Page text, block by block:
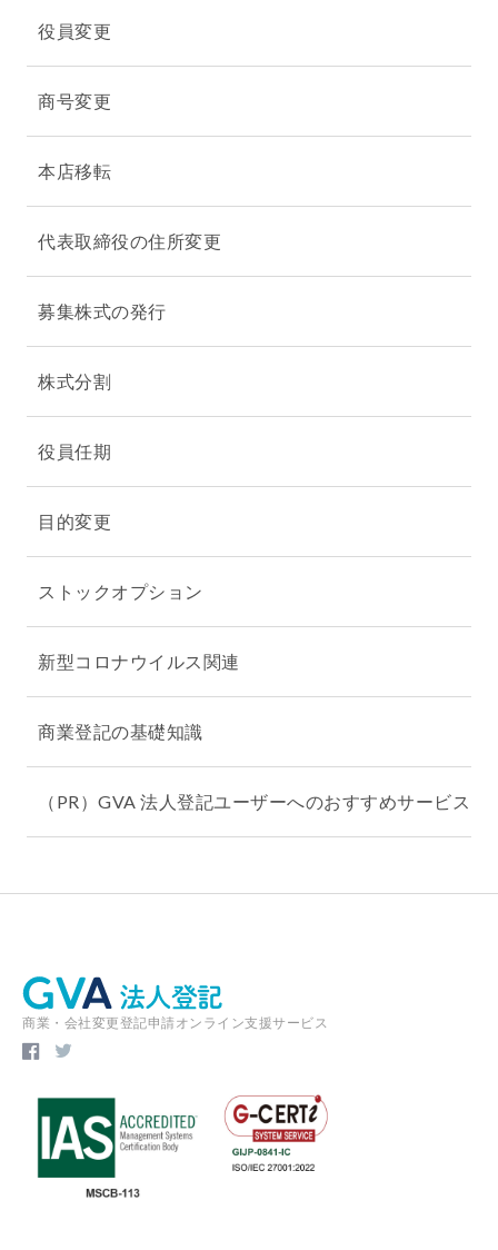
役員変更
商号変更
本店移転
代表取締役の住所変更
募集株式の発行
株式分割
役員任期
目的変更
ストックオプション
新型コロナウイルス関連
商業登記の基礎知識
（PR）GVA 法人登記ユーザーへのおすすめサービス
商業・会社変更登記申請オンライン支援サービス